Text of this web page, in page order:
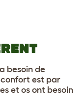
besoin de
confort est par
et os ont besoin